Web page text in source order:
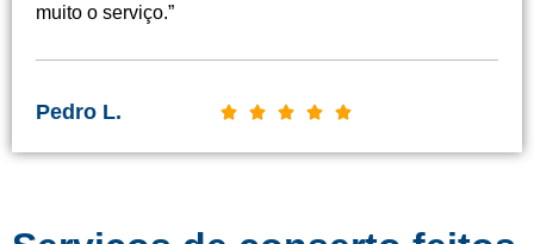
d
muito o serviço.”
Pedro L.     C
s